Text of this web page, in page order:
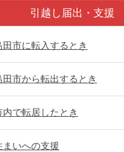
引越し届出・支援
田市に転入するとき
田市から転出するとき
内で転居したとき
まいへの支援